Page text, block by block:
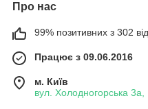
Про нас
99% позитивних з 302
Працює з 09.06.2016
м. Київ
вул. Холодногорська 3а,